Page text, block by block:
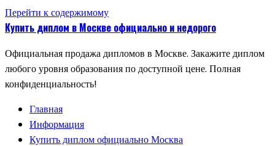
Перейти к содержимому
Купить диплом в Москве официально и недорого
Официальная продажа дипломов в Москве. Закажите диплом
любого уровня образования по доступной цене. Полная
конфиденциальность!
Главная
Информация
Купить диплом официально Москва